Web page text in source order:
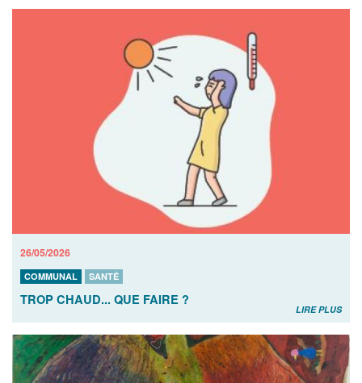
26/05/2026
COMMUNAL SANTÉ
TROP CHAUD... QUE FAIRE ?
LIRE PLUS